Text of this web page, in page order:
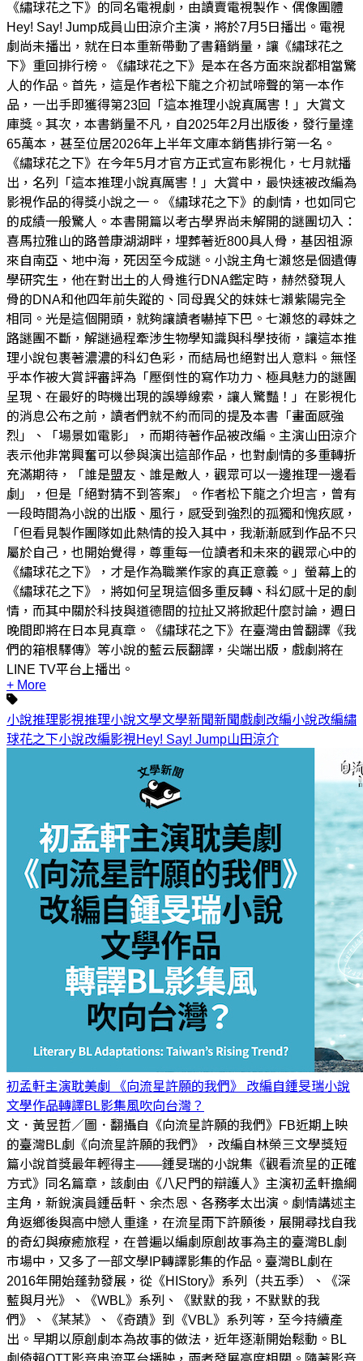
《繡球花之下》的同名電視劇，由讀賣電視製作、偶像團體
Hey! Say! Jump成員山田涼介主演，將於7月5日播出。電視
劇尚未播出，就在日本重新帶動了書籍銷量，讓《繡球花之
下》重回排行榜。《繡球花之下》是本在各方面來說都相當驚
人的作品。首先，這是作者松下龍之介初試啼聲的第一本作
品，一出手即獲得第23回「這本推理小說真厲害！」大賞文
庫獎。其次，本書銷量不凡，自2025年2月出版後，發行量達
65萬本，甚至位居2026年上半年文庫本銷售排行第一名。
《繡球花之下》在今年5月才官方正式宣布影視化，七月就播
出，名列「這本推理小說真厲害！」大賞中，最快速被改編為
影視作品的得獎小說之一。《繡球花之下》的劇情，也如同它
的成績一般驚人。本書開篇以考古學界尚未解開的謎團切入：
喜馬拉雅山的路普康湖湖畔，埋葬著近800具人骨，基因祖源
來自南亞、地中海，死因至今成謎。小說主角七瀨悠是個遺傳
學研究生，他在對出土的人骨進行DNA鑑定時，赫然發現人
骨的DNA和他四年前失蹤的、同母異父的妹妹七瀨紫陽完全
相同。光是這個開頭，就夠讓讀者嚇掉下巴。七瀨悠的尋妹之
路謎團不斷，解謎過程牽涉生物學知識與科學技術，讓這本推
理小說包裹著濃濃的科幻色彩，而結局也絕對出人意料。無怪
乎本作被大賞評審評為「壓倒性的寫作功力、極具魅力的謎團
呈現、在最好的時機出現的誤導線索，讓人驚豔！」在影視化
的消息公布之前，讀者們就不約而同的提及本書「畫面感強
烈」、「場景如電影」，而期待著作品被改編。主演山田涼介
表示他非常興奮可以參與演出這部作品，也對劇情的多重轉折
充滿期待，「誰是盟友、誰是敵人，觀眾可以一邊推理一邊看
劇」，但是「絕對猜不到答案」。作者松下龍之介坦言，曾有
一段時間為小說的出版、風行，感受到強烈的孤獨和愧疚感，
「但看見製作團隊如此熱情的投入其中，我漸漸感到作品不只
屬於自己，也開始覺得，尊重每一位讀者和未來的觀眾心中的
《繡球花之下》，才是作為職業作家的真正意義。」螢幕上的
《繡球花之下》，將如何呈現這個多重反轉、科幻感十足的劇
情，而其中關於科技與道德間的拉扯又將掀起什麼討論，週日
晚間即將在日本見真章。《繡球花之下》在臺灣由曾翻譯《我
們的箱根驛傳》等小說的藍云辰翻譯，尖端出版，戲劇將在
LINE TV平台上播出。
+ More
小說推理影視推理小說文學文學新聞新聞戲劇 改編小說改編繡
球花之下小說改編影視Hey! Say! Jump山田涼介
初孟軒主演耽美劇 《向流星許願的我們》 改編自鍾旻瑞小說
文學作品轉譯BL影集風吹向台灣？
文．黃昱哲／圖．翻攝自《向流星許願的我們》FB近期上映
的臺灣BL劇《向流星許願的我們》，改編自林榮三文學獎短
篇小說首獎最年輕得主——鍾旻瑞的小說集《觀看流星的正確
方式》同名篇章，該劇由《八尺門的辯護人》主演初孟軒擔綱
主角，新銳演員鍾岳軒、余杰恩、各務孝太出演。劇情講述主
角返鄉後與高中戀人重逢，在流星雨下許願後，展開尋找自我
的奇幻與療癒旅程，在普遍以編劇原創故事為主的臺灣BL劇
市場中，又多了一部文學IP轉譯影集的作品。臺灣BL劇在
2016年開始蓬勃發展，從《HIStory》系列（共五季）、《深
藍與月光》、《WBL》系列、《默默的我，不默默的我
們》、《某某》、《奇蹟》到《VBL》系列等，至今持續產
出。早期以原創劇本為故事的做法，近年逐漸開始鬆動。BL